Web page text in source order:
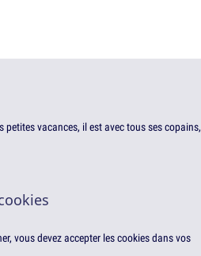
petites vacances, il est avec tous ses copains,
vous devez accepter les cookies dans vos